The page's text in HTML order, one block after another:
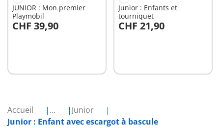
Accueil ...
Junior
Junior : Enfant avec escargot à bascule
JUNIOR : Mon premier
Playmobil
CHF 39,90
Au panier
Junior : Enfants et
tourniquet
CHF 21,90
Au panier